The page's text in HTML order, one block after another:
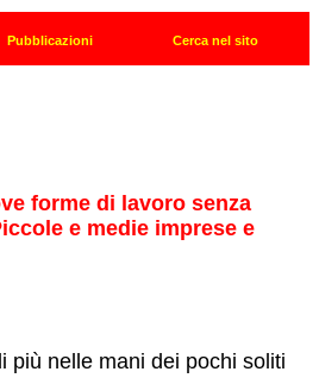
forme di lavoro senza
e medie imprese e
più nelle mani dei pochi soliti